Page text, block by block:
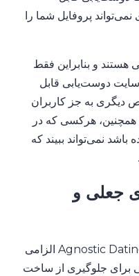
پروفایل شما را
و بنابراین فقط
سایت دوست‌یابی قابل
دیگری به جز کاربران
همچنین، هرکسی که در
نمی‌تواند ببیند که
جعلی و
تأیید ایمیل برای ثبت نام در Agnostic Dating Site الزامی
برای جلوگیری از ساخت